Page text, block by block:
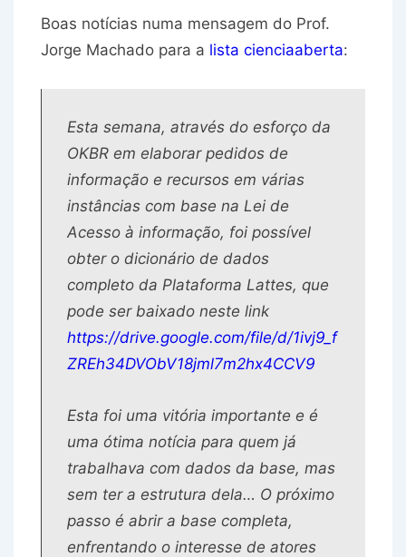
Boas notícias numa mensagem do Prof.
Jorge Machado para a lista cienciaaberta:
Esta semana, através do esforço da
OKBR em elaborar pedidos de
informação e recursos em várias
instâncias com base na Lei de
Acesso à informação, foi possível
obter o dicionário de dados
completo da Plataforma Lattes, que
pode ser baixado neste link
https://drive.google.com/file/d/1ivj9_f
ZREh34DVObV18jml7m2hx4CCV9
Esta foi uma vitória importante e é
uma ótima notícia para quem já
trabalhava com dados da base, mas
sem ter a estrutura dela… O próximo
passo é abrir a base completa,
enfrentando o interesse de atores